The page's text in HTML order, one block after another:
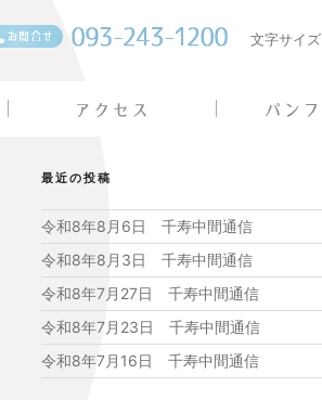
文字サイズ
最近の投稿
令和8年8月6日 千寿中間通信
令和8年8月3日 千寿中間通信
令和8年7月27日 千寿中間通信
令和8年7月23日 千寿中間通信
令和8年7月16日 千寿中間通信